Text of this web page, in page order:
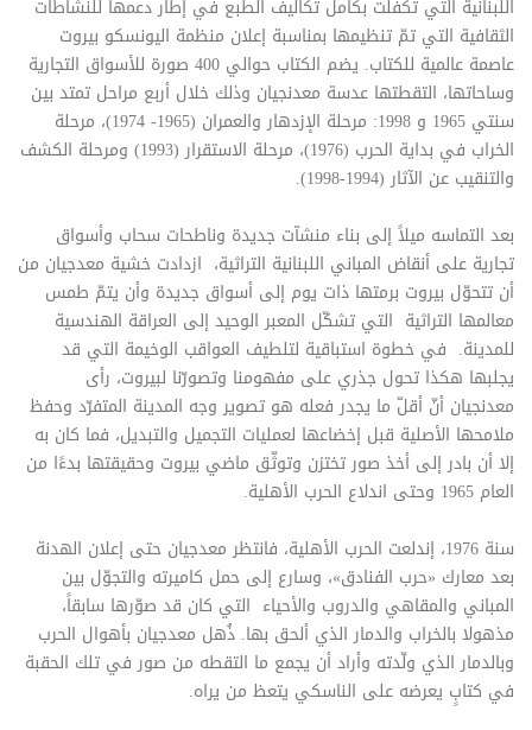
اللبنانية التي تكفلت بكامل تكاليف الطبع في إطار دعمها للنشاطات
الثقافية التي تمّ تنظيمها بمناسبة إعلان منظمة اليونسكو بيروت
عاصمة عالمية للكتاب. يضم الكتاب حوالي 400 صورة للأسواق التجارية
وساحاتها، التقطتها عدسة معدنجيان وذلك خلال أربع مراحل تمتد بين
سنتي 1965 و 1998: مرحلة الإزدهار والعمران (1965- 1974)، مرحلة
الخراب في بداية الحرب (1976)، مرحلة الاستقرار (1993) ومرحلة الكشف
والتنقيب عن الآثار (1994-1998).
بعد التماسه ميلاً إلى بناء منشآت جديدة وناطحات سحاب وأسواق
تجارية على أنقاض المباني اللبنانية التراثية، ازدادت خشية معدجيان من
أن تتحوّل بيروت برمتها ذات يوم إلى أسواق جديدة وأن يتمّ طمس
معالمها التراثية التي تشكّل المعبر الوحيد إلى العراقة الهندسية
للمدينة. في خطوة استباقية لتلطيف العواقب الوخيمة التي قد
يجلبها هكذا تحول جذري على مفهومنا وتصورّنا لبيروت، رأى
معدنجيان أنّ أقلّ ما يجدر فعله هو تصوير وجه المدينة المتفرّد وحفظ
ملامحها الأصلية قبل إخضاعها لعمليات التجميل والتبديل، فما كان به
إلا أن بادر إلى أخذ صور تختزن وتوثّق ماضي بيروت وحقيقتها بدءًا من
العام 1965 وحتى اندلاع الحرب الأهلية.
سنة 1976، إندلعت الحرب الأهلية، فانتظر معدجيان حتى إعلان الهدنة
بعد معارك «حرب الفنادق»، وسارع إلى حمل كاميرته والتجوّل بين
المباني والمقاهي والدروب والأحياء التي كان قد صوّرها سابقاً،
مذهولا بالخراب والدمار الذي ألحق بها. ذُهل معدجيان بأهوال الحرب
وبالدمار الذي ولّدته وأراد أن يجمع ما التقطه من صور في تلك الحقبة
في كتابٍ يعرضه على الناسكي يتعظ من يراه.